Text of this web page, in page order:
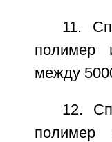
11.
полимер
между
12.
полимер